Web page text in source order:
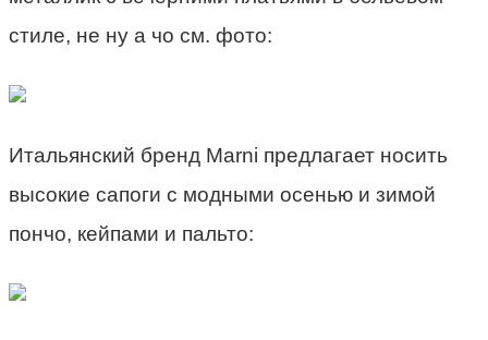
стиле, не ну а чо см. фото:
Итальянский бренд Marni предлагает носить
высокие сапоги с модными осенью и зимой
пончо, кейпами и пальто: